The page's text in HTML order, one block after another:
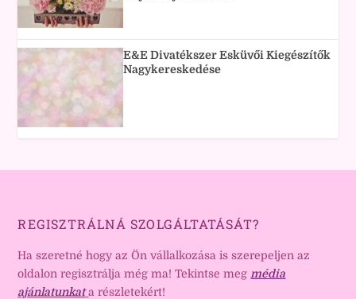
E&E Divatékszer Esküvői Kiegészítők
Nagykereskedése
REGISZTRÁLNÁ SZOLGÁLTATÁSÁT?
Ha szeretné hogy az Ön vállalkozása is szerepeljen az
oldalon regisztrálja még ma! Tekintse meg média
ajánlatunkat a részletekért!